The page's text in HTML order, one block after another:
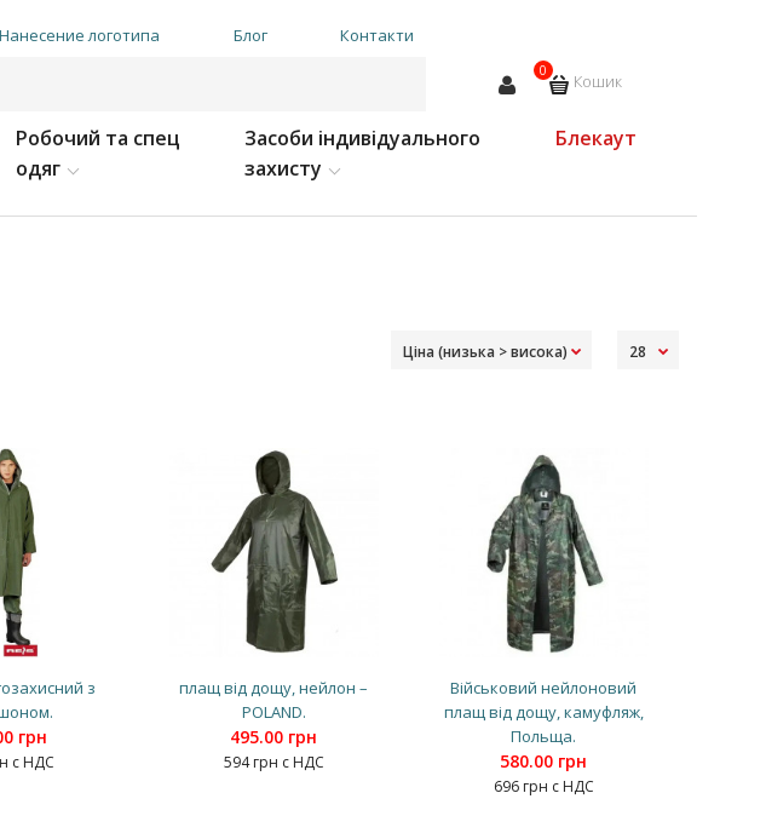
Нанесение логотипа Блог Контакти
0 Кошик
Робочий та спец
одяг
Засоби індивідуального
захисту
Блекаут
з
грн
с НДС
плащ від дощу, нейлон –
POLAND.
495.00 грн
594 грн с НДС
Військовий нейлоновий
плащ від дощу, камуфляж,
Польща.
580.00 грн
696 грн с НДС